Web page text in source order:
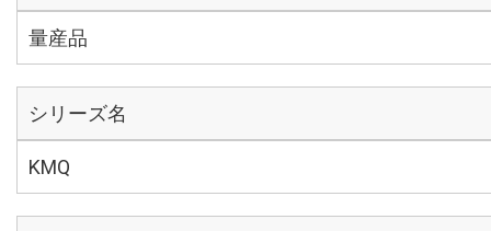
量産品
シリーズ名
KMQ